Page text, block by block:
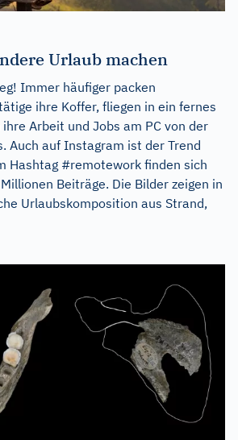
Urlaub machen
Immer häufiger packen
ihre Koffer, fliegen in ein fernes
Arbeit und Jobs am PC von der
Auch auf Instagram ist der Trend
Hashtag #remotework finden sich
Beiträge. Die Bilder zeigen in
Urlaubskomposition aus Strand,